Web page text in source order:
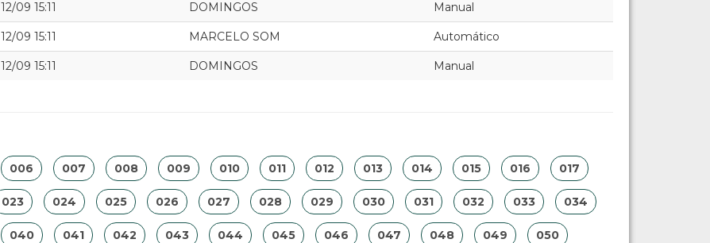
12/09 15:11 DOMINGOS Manual
12/09 15:11 MARCELO SOM Automático
12/09 15:11 DOMINGOS Manual
006 007 008 009 010 011 012 013 014 015 016 017
023 024 025 026 027 028 029 030 031 032 033 034
040 041 042 043 044 045 046 047 048 049 050